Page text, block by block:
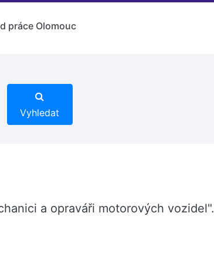
práce Olomouc
Vyhledat
a opraváři motorových vozidel".